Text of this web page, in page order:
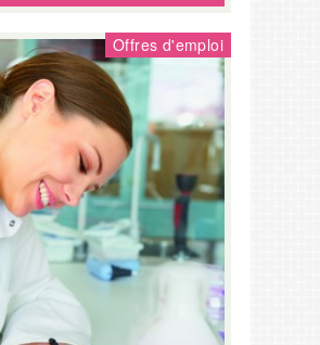
Offres d'emploi